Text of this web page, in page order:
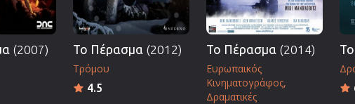
(2007)
Το Πέρασμα (2012)
Τρόμου
4.5
Το Πέρασμα (2014)
Ευρωπαικός
Κινηματογράφος
Δραματικές